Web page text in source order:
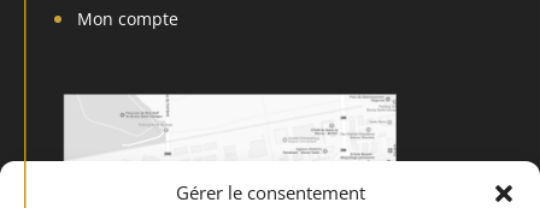
Gérer le consentement
Mon compte